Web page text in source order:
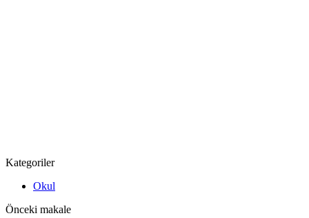
Kategoriler
Okul
Önceki makale